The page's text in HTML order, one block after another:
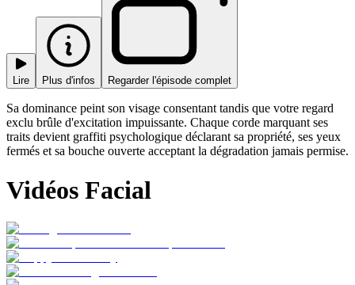
Lire Plus d'infos Regarder l'épisode complet
Sa dominance peint son visage consentant tandis que votre regard
exclu brûle d'excitation impuissante. Chaque corde marquant ses
traits devient graffiti psychologique déclarant sa propriété, ses yeux
fermés et sa bouche ouverte acceptant la dégradation jamais permise.
Vidéos Facial